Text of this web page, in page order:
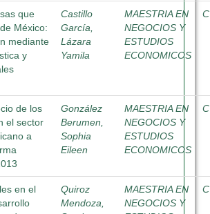
que
México:
mediante
y
Castillo
García,
Lázara
Yamila
MAESTRIA EN
NEGOCIOS Y
ESTUDIOS
ECONOMICOS
de los
el sector
a
González
Berumen,
Sophia
Eileen
MAESTRIA EN
NEGOCIOS Y
ESTUDIOS
ECONOMICOS
en el
Quiroz
Mendoza,
MAESTRIA EN
NEGOCIOS Y